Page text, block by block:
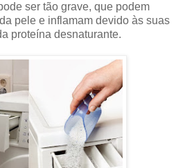
ser tão grave, que podem
pele e inflamam devido às suas
proteína desnaturante.